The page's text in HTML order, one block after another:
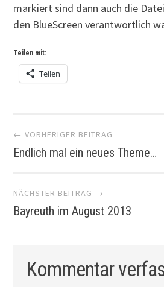
markiert sind dann auch die
den BlueScreen verantwortlich
Teilen mit:
Teilen
Artikel-
Navigation
← VORHERIGER BEITRAG
Endlich mal ein neues Theme…
NÄCHSTER BEITRAG →
Bayreuth im August 2013
Kommentar